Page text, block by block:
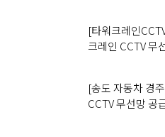
[타워크레인
크레인 CCTV 무
[송도 자동차 경
CCTV 무선망 공